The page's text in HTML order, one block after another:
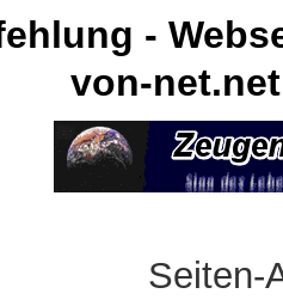
-
von-net.net
Seiten-